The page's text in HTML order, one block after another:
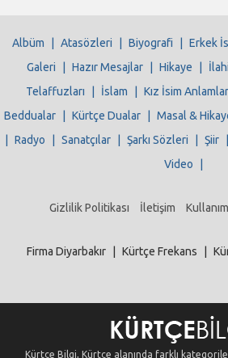
Albüm Atasözleri Biyografi Erkek
Galeri
Hazır Mesajlar Hikaye
Telaffuzları
İslam Kız İsim
Beddualar
Kürtçe Dualar Masal &
Radyo Sanatçılar Şarkı Sözleri Şiir
Video
Gizlilik Politikası İletişim
Firma Diyarbakır Kürtçe Frekans
Kürtçe Bilgi, Kürtçe alanında farklı